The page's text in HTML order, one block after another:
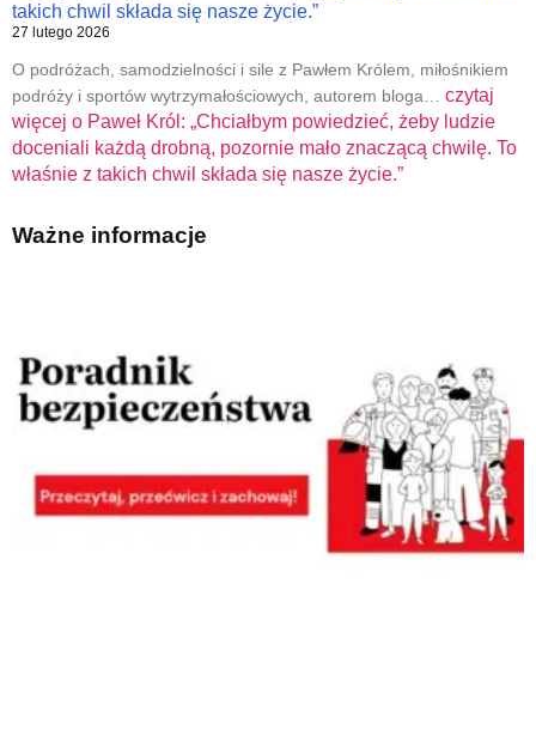
takich chwil składa się nasze życie.”
27 lutego 2026
O podróżach, samodzielności i sile z Pawłem Królem, miłośnikiem
podróży i sportów wytrzymałościowych, autorem bloga… czytaj
więcej o Paweł Król: „Chciałbym powiedzieć, żeby ludzie
doceniali każdą drobną, pozornie mało znaczącą chwilę. To
właśnie z takich chwil składa się nasze życie.”
Ważne informacje